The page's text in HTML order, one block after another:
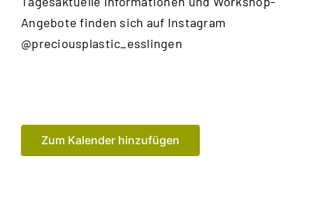
Angebote finden sich auf Instagram
@preciousplastic_esslingen
Zum Kalender hinzufügen